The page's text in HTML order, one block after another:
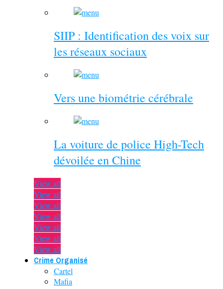
SIIP : Identification des voix sur
les réseaux sociaux
Vers une biométrie cérébrale
La voiture de police High-Tech
dévoilée en Chine
View all
View all
View all
View all
View all
View all
View all
Crime Organisé
Cartel
Mafia